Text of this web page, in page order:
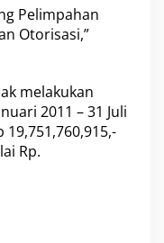
Pelimpahan
Otorisasi,”
melakukan
2011 – 31 Juli
Rp.